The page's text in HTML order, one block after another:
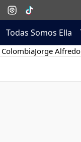
Todas Somos Ella
Jorge